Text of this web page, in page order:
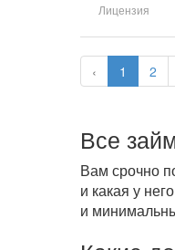
‹ 1 2
Лицензия
Все
Вам срочно
и какая у
и